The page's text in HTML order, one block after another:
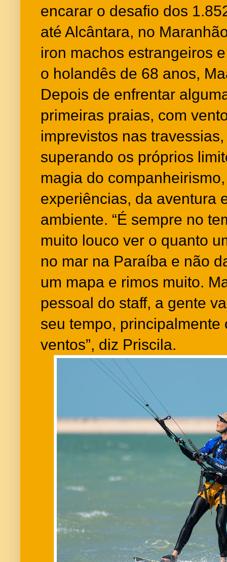
encarar o desafio dos
até Alcântara, no
iron machos estrangeiros
o holandês de 68 anos,
Depois de enfrentar
primeiras praias, com
imprevistos nas
superando os próprios
magia do
experiências, da aventura
ambiente. “É sempre no
muito louco ver o quanto
no mar na Paraíba e não
um mapa e rimos muito.
pessoal do staff, a gente
seu tempo, principalmente
ventos”, diz Priscila.